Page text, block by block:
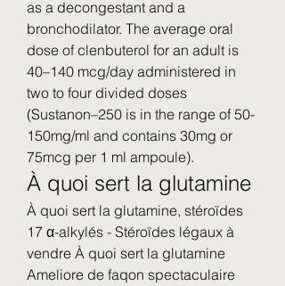
as a decongestant and a
bronchodilator. The average oral
dose of clenbuterol for an adult is
40–140 mcg/day administered in
two to four divided doses
(Sustanon–250 is in the range of 50-
150mg/ml and contains 30mg or
75mcg per 1 ml ampoule).
À quoi sert la glutamine
À quoi sert la glutamine, stéroïdes
17 α-alkylés - Stéroïdes légaux à
vendre À quoi sert la glutamine
Ameliore de faqon spectaculaire